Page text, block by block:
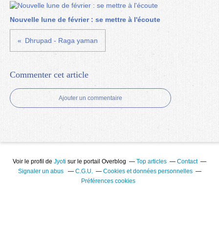
Nouvelle lune de février : se mettre à l'écoute
Dhrupad - Raga yaman
Commenter cet article
Ajouter un commentaire
Voir le profil de Jyoti sur le portail Overblog Top articles
Contact
Signaler un abus
C.G.U.
Cookies et données personnelles
Préférences cookies